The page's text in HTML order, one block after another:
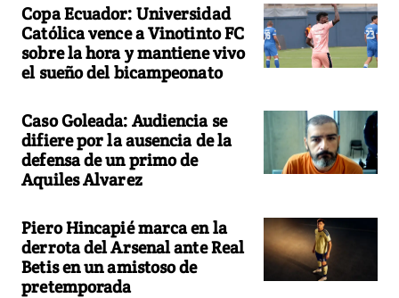
Copa Ecuador: Universidad
Católica vence a Vinotinto FC
sobre la hora y mantiene vivo
el sueño del bicampeonato
Caso Goleada: Audiencia se
difiere por la ausencia de la
defensa de un primo de
Aquiles Alvarez
Piero Hincapié marca en la
derrota del Arsenal ante Real
Betis en un amistoso de
pretemporada